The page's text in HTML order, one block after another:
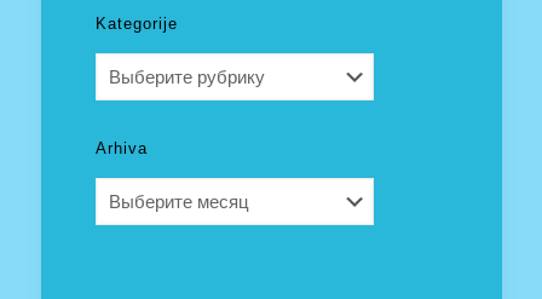
Kategorije
Arhiva